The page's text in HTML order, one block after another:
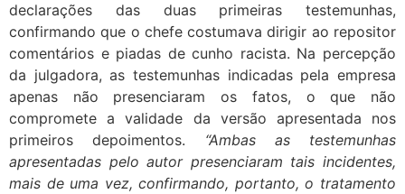
declarações das duas primeiras testemunhas,
confirmando que o chefe costumava dirigir ao repositor
comentários e piadas de cunho racista. Na percepção
da julgadora, as testemunhas indicadas pela empresa
apenas não presenciaram os fatos, o que não
compromete a validade da versão apresentada nos
primeiros depoimentos. “Ambas as testemunhas
apresentadas pelo autor presenciaram tais incidentes,
mais de uma vez, confirmando, portanto, o tratamento